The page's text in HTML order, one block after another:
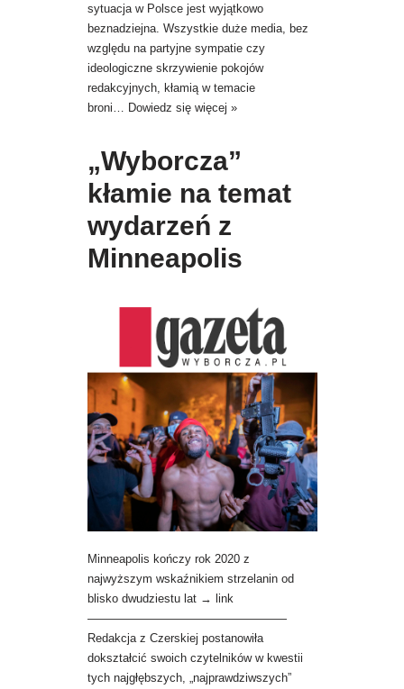
sytuacja w Polsce jest wyjątkowo
beznadziejna. Wszystkie duże media, bez
względu na partyjne sympatie czy
ideologiczne skrzywienie pokojów
redakcyjnych, kłamią w temacie
broni…
Dowiedz się więcej »
„Wyborcza”
kłamie na temat
wydarzeń z
Minneapolis
Minneapolis kończy rok 2020 z
najwyższym wskaźnikiem strzelanin od
blisko dwudziestu lat → link
—————————————————
Redakcja z Czerskiej postanowiła
dokształcić swoich czytelników w kwestii
tych najgłębszych, „najprawdziwszych”